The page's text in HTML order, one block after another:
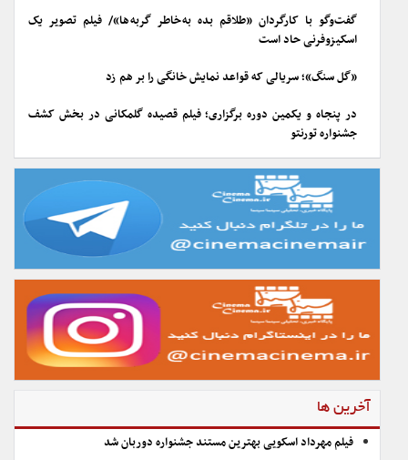
گفت‌وگو با کارگردان «طلاقم بده به خاطر گربه ها»/ فیلم تصویر یک
اسکیزوفرنی حاد است
«گل سنگ»؛ سریالی که قواعد نمایش خانگی را بر هم زد
در پنجاه و یکمین دوره برگزاری؛ فیلم قصیده گلمکانی در بخش کشف
جشنواره تورنتو
آخرین ها
فیلم مهرداد اسکویی بهترین مستند جشنواره دوربان شد